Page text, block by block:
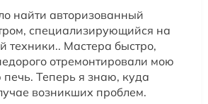
найти авторизованный
специализирующийся на
техники.. Мастера быстро,
отремонтировали мою
Теперь я знаю, куда
возникших проблем.